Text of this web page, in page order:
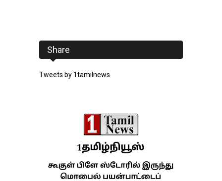
Share
Tweets by 1tamilnews